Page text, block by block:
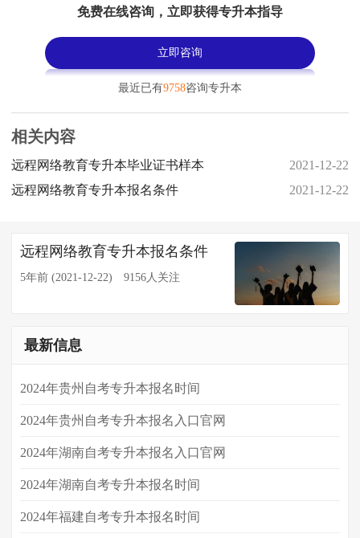
免费在线咨询，立即获得专升本指导
立即咨询
最近已有9758咨询专升本
相关内容
远程网络教育专升本毕业证书样本
2021-12-22
远程网络教育专升本报名条件
2021-12-22
远程网络教育专升本报名条件
5年前 (2021-12-22) 9156人关注
最新信息
2024年贵州自考专升本报名时间
2024年贵州自考专升本报名入口官网
2024年湖南自考专升本报名入口官网
2024年​湖南自考专升本报名时间
​2024年福建自考专升本报名时间